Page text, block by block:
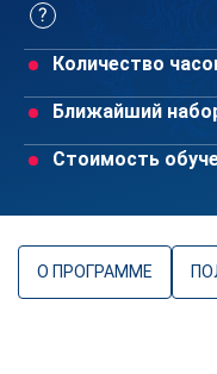
Количество
Ближайший
Стоимость
О ПРОГРАММЕ